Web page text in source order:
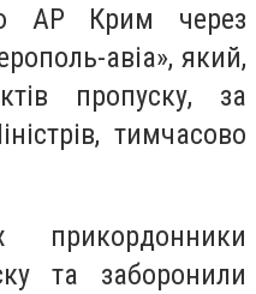
АР Крим через
авіа», який,
пропуску, за
тимчасово
та заборонили